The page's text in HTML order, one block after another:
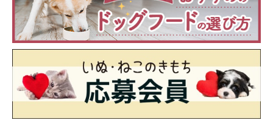
万全』のヒコーキ耳と愛らしい表情に癒される
こんな顔されたら、ずっとなでたくなる!? X（旧Twitter）ユーザ
ー@MochiKuroshibaさんの愛犬・もち吉くん。「なでられ体勢万
全」な姿が可愛すぎると話題を呼びました。撮影当時の様子や、
日々のおもしろエピソードなど、もち吉くんについて飼い主さんに
写真提供・取材協力／ @MochiKuroshiba さん／X（旧Twitter）
取材・文／雨宮カイ
※この記事は投稿者さまに取材し、了承の上制作したものです。